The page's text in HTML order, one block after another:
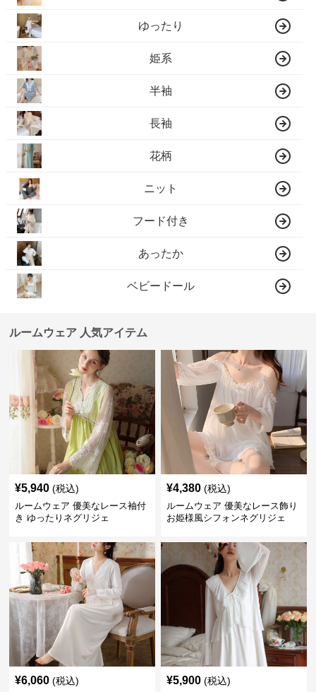
ゆったり
姫系
半袖
長袖
花柄
ニット
フード付き
あったか
ベビードール
ルームウェア 人気アイテム
¥5,940 (税込)
ルームウェア 優美なレース袖付
き ゆったりネグリジェ
¥4,380 (税込)
ルームウェア 優美なレース飾り
お姫様風シフォンネグリジェ
¥6,060 (税込) ¥5,900 (税込)